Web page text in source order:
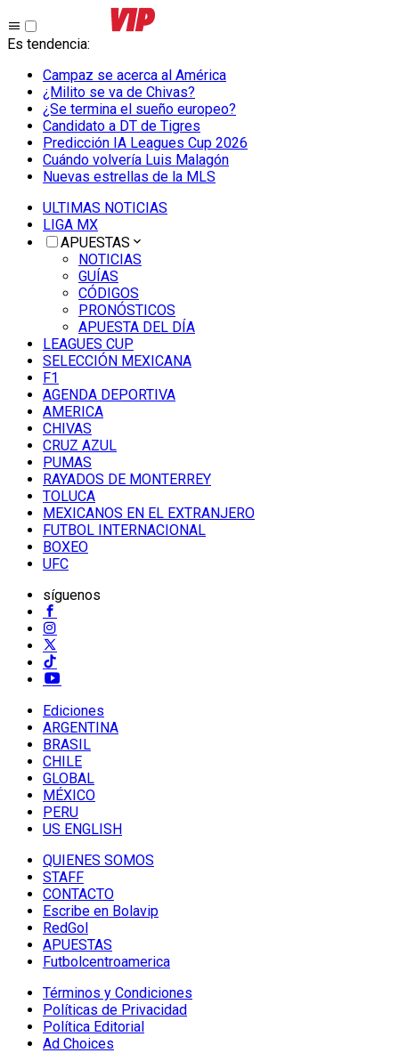
Es tendencia:
Campaz se acerca al América
¿Milito se va de Chivas?
¿Se termina el sueño europeo?
Candidato a DT de Tigres
Predicción IA Leagues Cup 2026
Cuándo volvería Luis Malagón
Nuevas estrellas de la MLS
ULTIMAS NOTICIAS
LIGA MX
APUESTAS
NOTICIAS
GUÍAS
CÓDIGOS
PRONÓSTICOS
APUESTA DEL DÍA
LEAGUES CUP
SELECCIÓN MEXICANA
F1
AGENDA DEPORTIVA
AMERICA
CHIVAS
CRUZ AZUL
PUMAS
RAYADOS DE MONTERREY
TOLUCA
MEXICANOS EN EL EXTRANJERO
FUTBOL INTERNACIONAL
BOXEO
UFC
síguenos
Ediciones
ARGENTINA
BRASIL
CHILE
GLOBAL
MÉXICO
PERU
US ENGLISH
QUIENES SOMOS
STAFF
CONTACTO
Escribe en Bolavip
RedGol
APUESTAS
Futbolcentroamerica
Términos y Condiciones
Políticas de Privacidad
Política Editorial
Ad Choices